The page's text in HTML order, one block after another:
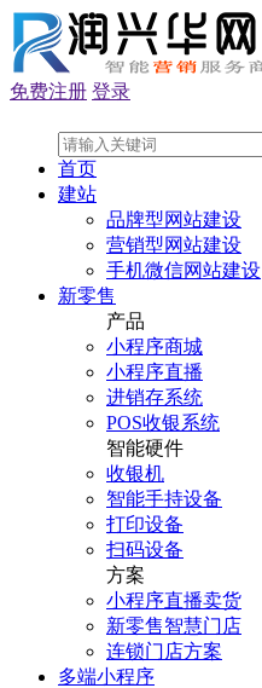
免费注册 登录
首页
建站
品牌型网站建设
营销型网站建设
手机微信网站建设
新零售
产品
小程序商城
小程序直播
进销存系统
POS收银系统
智能硬件
收银机
智能手持设备
打印设备
扫码设备
方案
小程序直播卖货
新零售智慧门店
连锁门店方案
多端小程序